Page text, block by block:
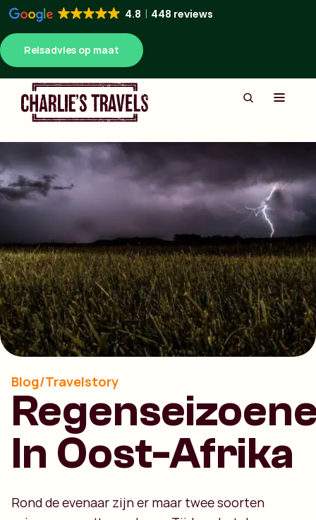
4.8 448 reviews
Reisadvies op maat
Blog/Travelstory
In Oost-Afrika
Rond de evenaar zijn er maar twee soorten